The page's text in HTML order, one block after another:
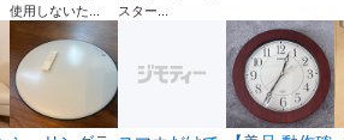
使用しないた...
スター...